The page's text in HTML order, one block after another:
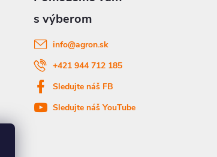
info@agron.sk
+421 944 712 185
Sledujte náš FB
Sledujte náš YouTube